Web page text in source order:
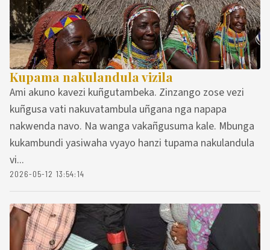
Kupama nakulandula vizila
Ami akuno kavezi kuñgutambeka. Zinzango zose vezi
kuñgusa vati nakuvatambula uñgana nga napapa
nakwenda navo. Na wanga vakañgusuma kale. Mbunga
kukambundi yasiwaha vyayo hanzi tupama nakulandula
vi...
2026-05-12 13:54:14